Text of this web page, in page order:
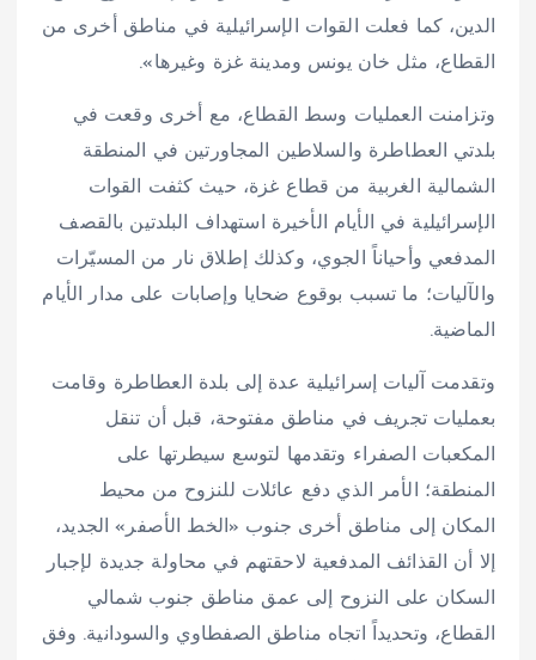
الدين، كما فعلت القوات الإسرائيلية في مناطق أخرى من
القطاع، مثل خان يونس ومدينة غزة وغيرها».
وتزامنت العمليات وسط القطاع، مع أخرى وقعت في
بلدتي العطاطرة والسلاطين المجاورتين في المنطقة
الشمالية الغربية من قطاع غزة، حيث كثفت القوات
الإسرائيلية في الأيام الأخيرة استهداف البلدتين بالقصف
المدفعي وأحياناً الجوي، وكذلك إطلاق نار من المسيّرات
والآليات؛ ما تسبب بوقوع ضحايا وإصابات على مدار الأيام
الماضية.
وتقدمت آليات إسرائيلية عدة إلى بلدة العطاطرة وقامت
بعمليات تجريف في مناطق مفتوحة، قبل أن تنقل
المكعبات الصفراء وتقدمها لتوسع سيطرتها على
المنطقة؛ الأمر الذي دفع عائلات للنزوح من محيط
المكان إلى مناطق أخرى جنوب «الخط الأصفر» الجديد،
إلا أن القذائف المدفعية لاحقتهم في محاولة جديدة لإجبار
السكان على النزوح إلى عمق مناطق جنوب شمالي
القطاع، وتحديداً اتجاه مناطق الصفطاوي والسودانية. وفق